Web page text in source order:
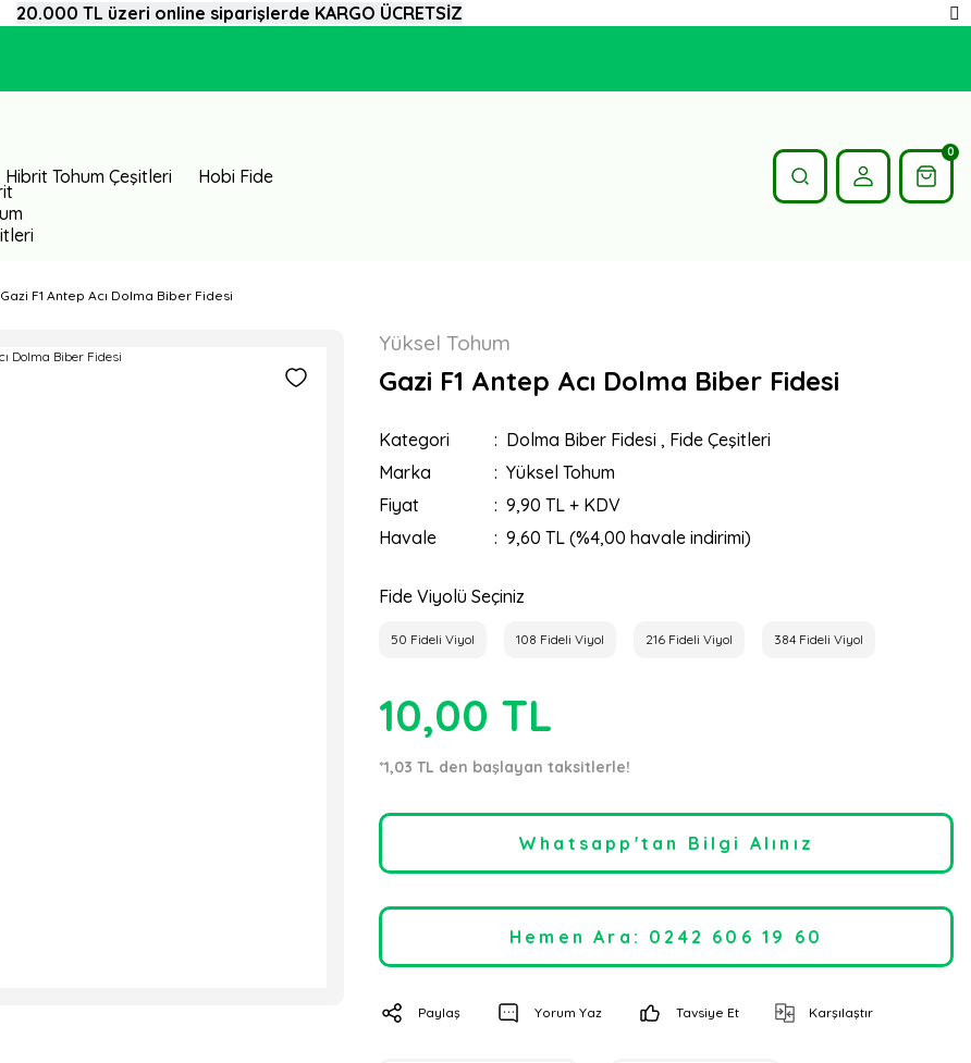
20.000 TL üzeri online siparişlerde KARGO ÜCRETSİZ
Hibrit Tohum Çeşitleri Hobi Fide
0
Gazi F1 Antep Acı Dolma Biber Fidesi
Yüksel Tohum
Gazi F1 Antep Acı Dolma Biber Fidesi
Kategori Dolma Biber Fidesi , Fide Çeşitleri
Marka
Yüksel Tohum
Fiyat
9,90 TL + KDV
Havale
9,60 TL (%4,00 havale indirimi)
Fide Viyolü Seçiniz
50 Fideli Viyol 108 Fideli Viyol 216 Fideli Viyol 384 Fideli Viyol
10,00 TL
*1,03 TL den başlayan taksitlerle!
Whatsapp'tan Bilgi Alınız
Hemen Ara: 0242 606 19 60
Paylaş Yorum Yaz Tavsiye Et Karşılaştır